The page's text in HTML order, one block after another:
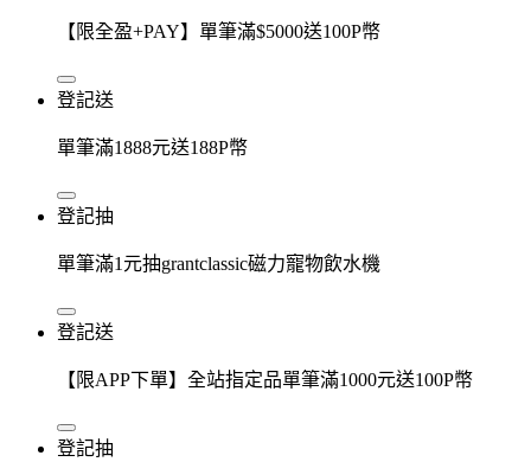
【限全盈+PAY】單筆滿$5000送100P幣
登記送
單筆滿1888元送188P幣
登記抽
單筆滿1元抽grantclassic磁力寵物飲水機
登記送
【限APP下單】全站指定品單筆滿1000元送100P幣
登記抽